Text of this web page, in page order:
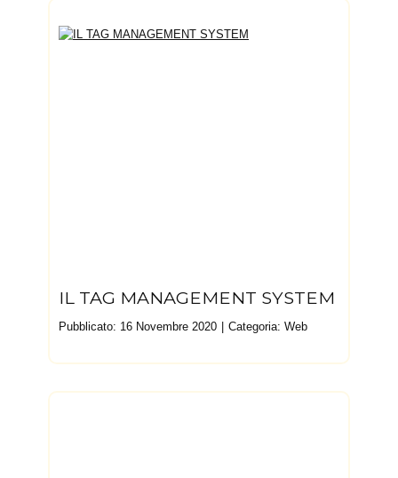
IL TAG MANAGEMENT SYSTEM
Pubblicato: 16 Novembre 2020 Categoria: Web